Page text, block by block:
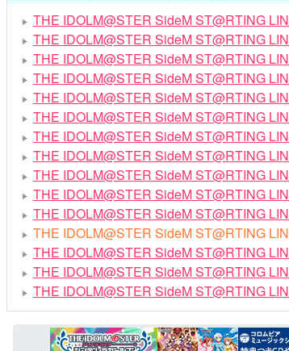
THE IDOLM@STER SideM ST@RTING
THE IDOLM@STER SideM ST@RTING
THE IDOLM@STER SideM ST@RTING
THE IDOLM@STER SideM ST@RTING
THE IDOLM@STER SideM ST@RTING
THE IDOLM@STER SideM ST@RTING
THE IDOLM@STER SideM ST@RTING
THE IDOLM@STER SideM ST@RTING
THE IDOLM@STER SideM ST@RTING
THE IDOLM@STER SideM ST@RTING
THE IDOLM@STER SideM ST@RTING
THE IDOLM@STER SideM ST@RTING
THE IDOLM@STER SideM ST@RTING
THE IDOLM@STER SideM ST@RTING
THE IDOLM@STER SideM ST@RTING